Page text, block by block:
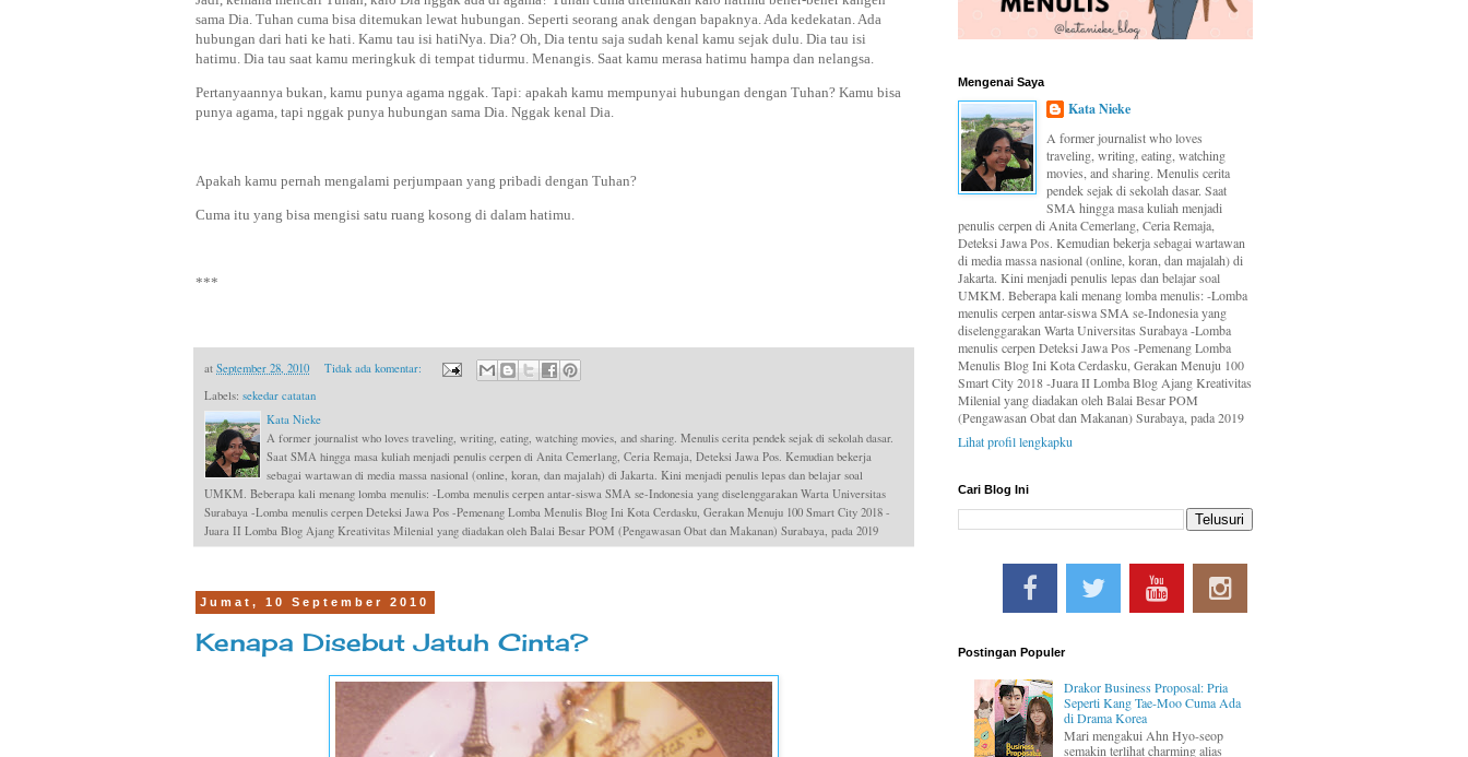
sama Dia. Tuhan cuma bisa ditemukan lewat hubungan. Seperti seorang anak dengan bapaknya. Ada kedekatan. Ada
hubungan dari hati ke hati. Kamu tau isi hatiNya. Dia? Oh, Dia tentu saja sudah kenal kamu sejak dulu. Dia tau isi
hatimu. Dia tau saat kamu meringkuk di tempat tidurmu. Menangis. Saat kamu merasa hatimu hampa dan nelangsa.
Pertanyaannya bukan, kamu punya agama nggak. Tapi: apakah kamu mempunyai hubungan dengan Tuhan? Kamu bisa
punya agama, tapi nggak punya hubungan sama Dia. Nggak kenal Dia.
Apakah kamu pernah mengalami perjumpaan yang pribadi dengan Tuhan?
Cuma itu yang bisa mengisi satu ruang kosong di dalam hatimu.
***
at September 28, 2010
Tidak ada komentar:
Labels: sekedar catatan
Kata Nieke
A former journalist who loves traveling, writing, eating, watching movies, and sharing. Menulis cerita pendek sejak di sekolah dasar.
Saat SMA hingga masa kuliah menjadi penulis cerpen di Anita Cemerlang, Ceria Remaja, Deteksi Jawa Pos. Kemudian bekerja
sebagai wartawan di media massa nasional (online, koran, dan majalah) di Jakarta. Kini menjadi penulis lepas dan belajar soal
UMKM. Beberapa kali menang lomba menulis: -Lomba menulis cerpen antar-siswa SMA se-Indonesia yang diselenggarakan Warta Universitas
Surabaya -Lomba menulis cerpen Deteksi Jawa Pos -Pemenang Lomba Menulis Blog Ini Kota Cerdasku, Gerakan Menuju 100 Smart City 2018 -
Juara II Lomba Blog Ajang Kreativitas Milenial yang diadakan oleh Balai Besar POM (Pengawasan Obat dan Makanan) Surabaya, pada 2019
Jumat, 10 September 2010
Kenapa Disebut Jatuh Cinta?
Mengenai Saya
Kata Nieke
A former journalist who loves
traveling, writing, eating, watching
movies, and sharing. Menulis cerita
pendek sejak di sekolah dasar. Saat
SMA hingga masa kuliah menjadi
penulis cerpen di Anita Cemerlang, Ceria Remaja,
Deteksi Jawa Pos. Kemudian bekerja sebagai wartawan
di media massa nasional (online, koran, dan majalah) di
Jakarta. Kini menjadi penulis lepas dan belajar soal
UMKM. Beberapa kali menang lomba menulis: -Lomba
menulis cerpen antar-siswa SMA se-Indonesia yang
diselenggarakan Warta Universitas Surabaya -Lomba
menulis cerpen Deteksi Jawa Pos -Pemenang Lomba
Menulis Blog Ini Kota Cerdasku, Gerakan Menuju 100
Smart City 2018 -Juara II Lomba Blog Ajang Kreativitas
Milenial yang diadakan oleh Balai Besar POM
(Pengawasan Obat dan Makanan) Surabaya, pada 2019
Lihat profil lengkapku
Cari Blog Ini
Postingan Populer
Drakor Business Proposal: Pria
Seperti Kang Tae-Moo Cuma Ada
di Drama Korea
Mari mengakui Ahn Hyo-seop
semakin terlihat charming alias